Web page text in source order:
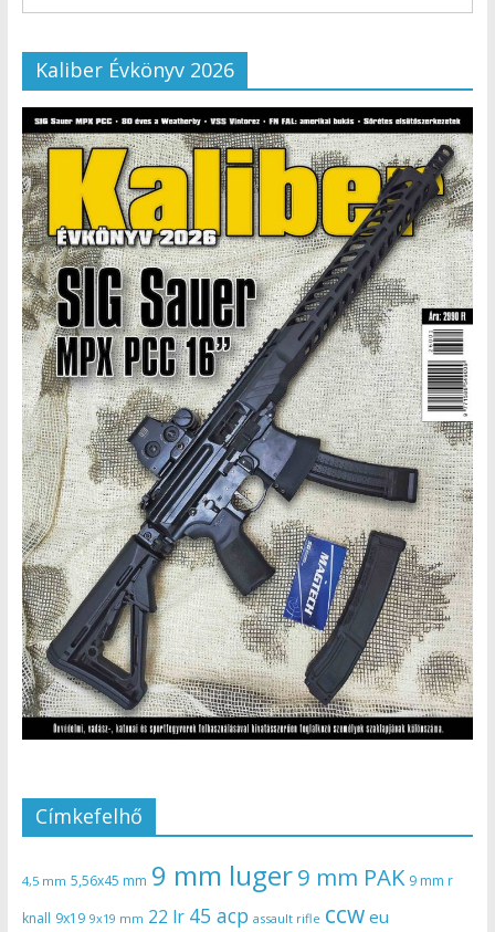
Kaliber Évkönyv 2026
Címkefelhő
4,5 mm 5,56x45 mm 9 mm luger9 mm PAK 9 mm r
knall 9x19 9x19 mm 22 lr 45 acp assault rifle ccw eu